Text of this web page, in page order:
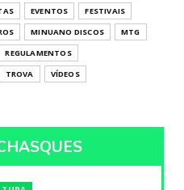
EVENTOS
FESTIVAIS
MINUANO DISCOS
MTG
REGULAMENTOS
TROVA VÍDEOS